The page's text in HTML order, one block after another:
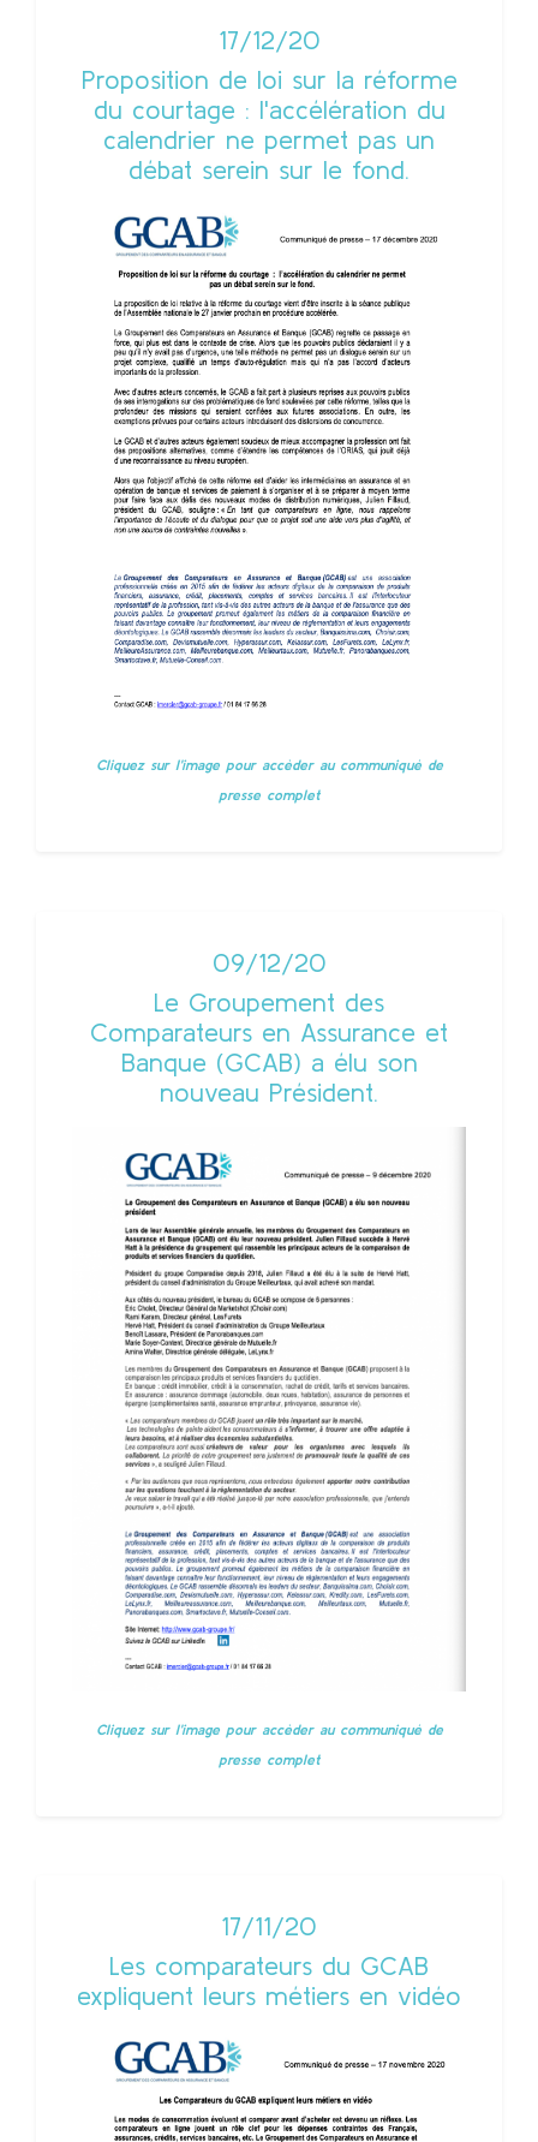
17/12/20
Proposition de loi sur la réforme
du courtage : l'accélération du
calendrier ne permet pas un
débat serein sur le fond.
Cliquez sur l'image pour accèder au communiqué de
presse complet
09/12/20
Le Groupement des
Comparateurs en Assurance et
Banque (GCAB) a élu son
nouveau Président.
Cliquez sur l'image pour accèder au communiqué de
presse complet
17/11/20
Les comparateurs du GCAB
expliquent leurs métiers en vidéo